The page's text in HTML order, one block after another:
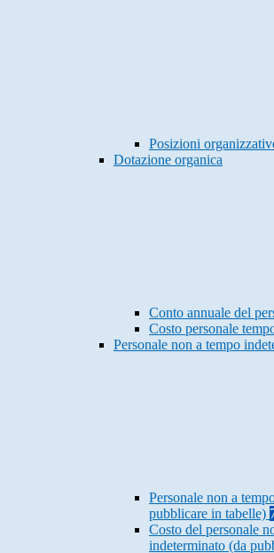
Posizioni
Dotazione organica
Conto annuale del
Costo personale
Personale non a tempo
Personale non a
pubblicare in tabelle)
Costo del personale
indeterminato (da